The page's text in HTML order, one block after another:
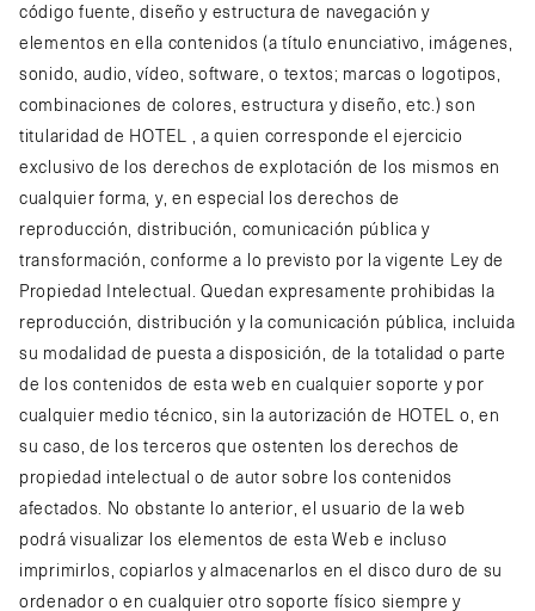
código fuente, diseño y estructura de navegación y
elementos en ella contenidos (a título enunciativo, imágenes,
sonido, audio, vídeo, software, o textos; marcas o logotipos,
combinaciones de colores, estructura y diseño, etc.) son
titularidad de HOTEL , a quien corresponde el ejercicio
exclusivo de los derechos de explotación de los mismos en
cualquier forma, y, en especial los derechos de
reproducción, distribución, comunicación pública y
transformación, conforme a lo previsto por la vigente Ley de
Propiedad Intelectual. Quedan expresamente prohibidas la
reproducción, distribución y la comunicación pública, incluida
su modalidad de puesta a disposición, de la totalidad o parte
de los contenidos de esta web en cualquier soporte y por
cualquier medio técnico, sin la autorización de HOTEL o, en
su caso, de los terceros que ostenten los derechos de
propiedad intelectual o de autor sobre los contenidos
afectados. No obstante lo anterior, el usuario de la web
podrá visualizar los elementos de esta Web e incluso
imprimirlos, copiarlos y almacenarlos en el disco duro de su
ordenador o en cualquier otro soporte físico siempre y